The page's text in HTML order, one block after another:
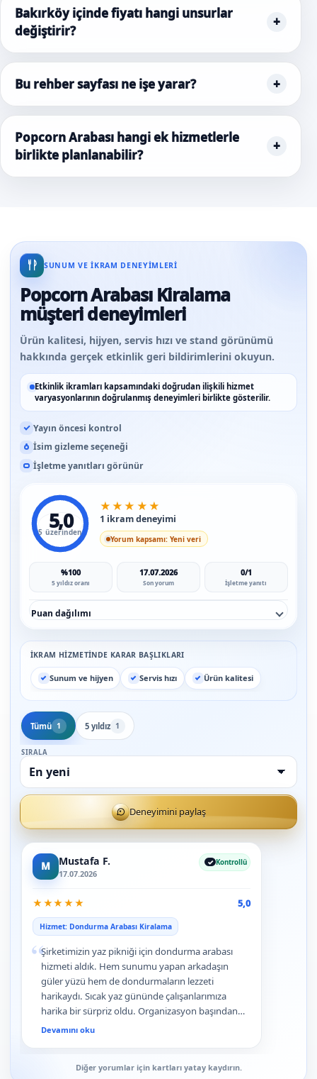
Bakırköy içinde fiyatı hangi unsurlar
değiştirir?
Bu rehber sayfası ne işe yarar?
Popcorn Arabası hangi ek hizmetlerle
birlikte planlanabilir?
SUNUM VE IKRAM DENEYIMLERI
Popcorn Arabası Kiralama
müşteri deneyimleri
Ürün kalitesi, hijyen, servis hızı ve stand görünümü
hakkında gerçek etkinlik geri bildirimlerini okuyun.
Etkinlik ikramları kapsamındaki doğrudan ilişkili hizmet
varyasyonlarının doğrulanmış deneyimleri birlikte gösterilir.
Yayın öncesi kontrol
İsim gizleme seçeneği
İşletme yanıtları görünür
5,0
5 üzerinden
★ ★ ★ ★ ★
1 ikram deneyimi
Yorum kapsamı: Yeni veri
%100
5 yıldız oranı
17.07.2026
Son yorum
0/1
İşletme yanıtı
Puan dağılımı
İKRAM HIZMETINDE KARAR BAŞLIKLARI
Sunum ve hijyen Servis hızı Ürün kalitesi
Tümü 1 5 yıldız 1
SIRALA
Deneyimini paylaş
M Mustafa F.
17.07.2026
Kontrollü
★★★★★ 5,0
Hizmet: Dondurma Arabası Kiralama
“Şirketimizin yaz pikniği için dondurma arabası
hizmeti aldık. Hem sunumu yapan arkadaşın
güler yüzü hem de dondurmaların lezzeti
harikaydı. Sıcak yaz gününde çalışanlarımıza
harika bir sürpriz oldu. Organizasyon başından
sonuna kadar çok profesyonelce yönetildi.
Devamını oku
Diğer yorumlar için kartları yatay kaydırın.